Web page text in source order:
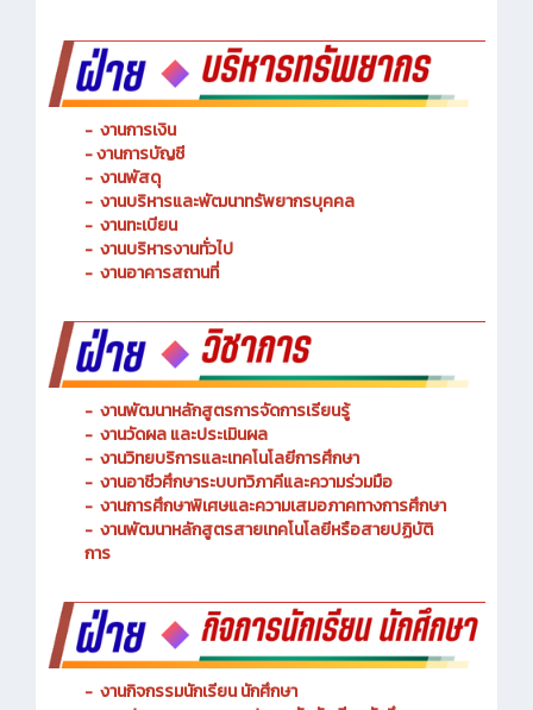
-งานการเงิน
- งานการบัญชี
- งานพัสดุ
- งานบริหารและพัฒนาทรัพยากรบุคคล
- งานทะเบียน
- งานบริหารงานทั่วไป
- งานพัฒนาหลักสูตรการจัดการเรียนรู้
- งานวัดผล และประเมินผล
- งานวิทยบริการและเทคโนโลยีการศึกษา
- งานอาชีวศึกษาระบบทวิภาคีและความร่วมมือ
- งานการศึกษาพิเศษและความเสมอภาคทางการศึกษา
- งานพัฒนาหลักสูตรสายเทคโนโลยีหรือสายปฏิบัติ